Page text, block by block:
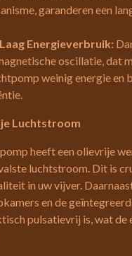
garanderen een
Energieverbruik:
oscillatie, dat
weinig energie en
Luchtstroom
heeft een olievrije
luchtstroom. Dit is
in uw vijver.
en de
pulsatievrij is, wat